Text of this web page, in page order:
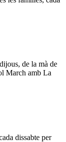
de la mà de
March amb La
dissabte per